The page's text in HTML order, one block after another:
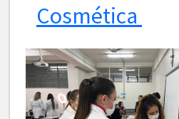
Cosmética